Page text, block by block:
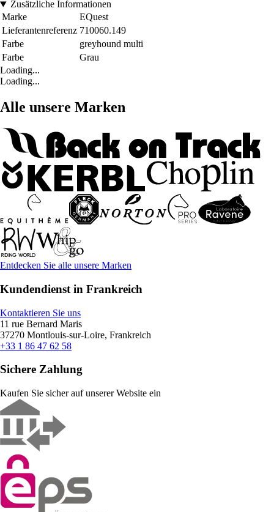
Zusätzliche Informationen
Marke
EQuest
Lieferantenreferenz 710060.149
Farbe
greyhound multi
Farbe
Grau
Loading...
Loading...
Alle unsere Marken
Entdecken Sie alle unsere Marken
Kundendienst in Frankreich
Kontaktieren Sie uns
11 rue Bernard Maris
37270 Montlouis-sur-Loire, Frankreich
+33 1 86 47 62 58
Sichere Zahlung
Kaufen Sie sicher auf unserer Website ein